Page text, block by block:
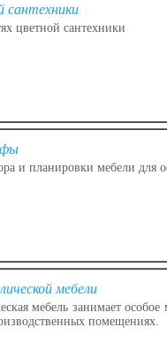
сантехники
цветной сантехники
и планировки мебели для
мебели
мебель занимает
помещениях.